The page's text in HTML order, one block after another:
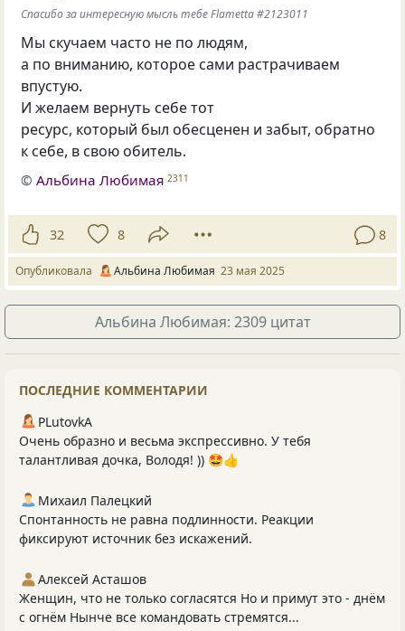
Спасибо за интересную мысль тебе Flametta #2123011
Мы скучаем часто не по людям,
а по вниманию, которое сами растрачиваем
впустую.
И желаем вернуть себе тот
ресурс, который был обесценен и забыт, обратно
к себе, в свою обитель.
©Альбина Любимая 2311
32 8 8
Опубликовала Альбина Любимая 23 мая 2025
Альбина Любимая: 2309 цитат
ПОСЛЕДНИЕ КОММЕНТАРИИ
PLutоvkА
Очень образно и весьма экспрессивно. У тебя
талантливая дочка, Володя! )) 🤩👍
Михаил Палецкий
Спонтанность не равна подлинности. Реакции
фиксируют источник без искажений.
Алексей Асташов
Женщин, что не только согласятся Но и примут это - днём
с огнём Нынче все командовать стремятся...